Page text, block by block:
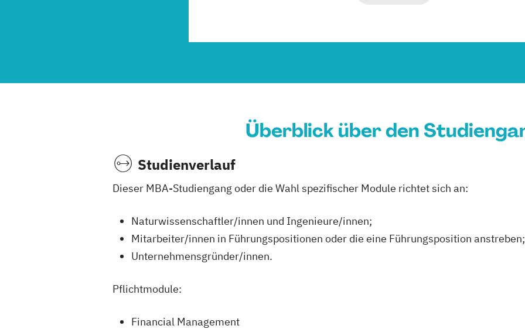
Überblick über den
Studienverlauf
Dieser MBA-Studiengang oder die Wahl spezifischer Module richtet sich an:
Naturwissenschaftler/innen und Ingenieure/innen;
Mitarbeiter/innen in Führungspositionen oder die eine Führungsposition
Unternehmensgründer/innen.
Pflichtmodule:
Financial Management